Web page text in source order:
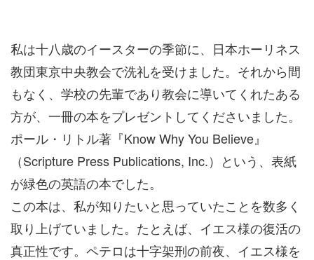
私は十八歳のイースターの季節に、日本ホーリネス
教団東京中央教会で洗礼を受けました。それから間
もなく、学校の先輩であり教会に導いてくれたある
方が、一冊の本をプレゼントしてくださいました。
ポール・リトル著『Know Why You Believe』
（Scripture Press Publications, Inc.）という、表紙
が緑色の英語の本でした。
この本は、私が知りたいと思っていたことを数多く
取り上げていました。たとえば、イエス様の復活の
真正性です。ペテロは十字架刑の前夜、イエス様を